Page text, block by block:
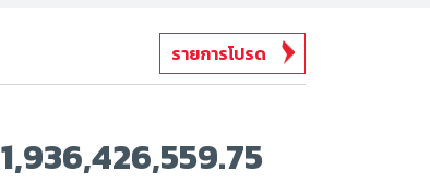
รายการโปรด
1,936,426,559.75